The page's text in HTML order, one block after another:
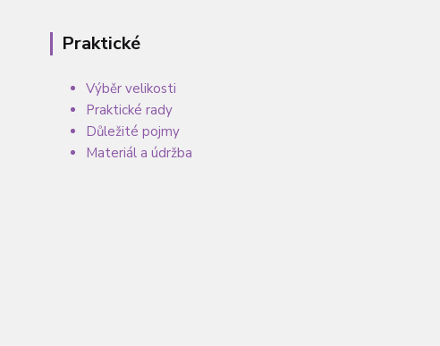
Praktické
Výběr velikosti
Praktické rady
Důležité pojmy
Materiál a údržba